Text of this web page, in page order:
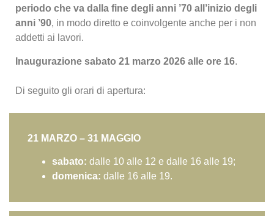
periodo che va dalla fine degli anni ’70 all’inizio degli
anni ’90, in modo diretto e coinvolgente anche per i non
addetti ai lavori.
Inaugurazione sabato 21 marzo 2026 alle ore 16.
Di seguito gli orari di apertura:
21 MARZO – 31 MAGGIO
sabato: dalle 10 alle 12 e dalle 16 alle 19;
domenica: dalle 16 alle 19.